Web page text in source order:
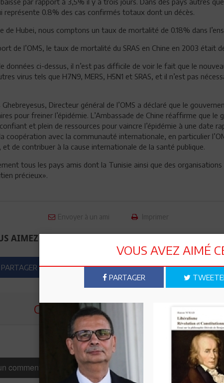
représente 0.8% des cas confirmés totaux dont un décès.
de Hubei, nous comptons un taux de mortalité de 0.18% dans
de l’OMS, le taux de mortalité du SRAS en Chine en 2003 était
données ci-dessus, il n’est pas difficile de voir le fait que le
virus tels que H7N9, MERS, H5N1 et SRAS, et il n’est pas
Directeur général de l’OMS a déclaré que le
pour freiner l’épidémie. L’Ambassade de Chine réaffirme que le
et plein de ressources pour vaincre l’épidémie à une date
coopération avec la communauté internationale, en particulier
de contribuer à la cause internationale de la santé publique.
tous les pays amis dont la Tunisie ainsi que des
précieux».
Envoyer à un ami Imprimer
AIMEZ CET ARTICLE ? PARTAGEZ-LE AVEC VOS
PARTAGER TWEETER ABONNEZ-
COMMENTER CET ARTICLE
commentaire Commenter
VOUS AVEZ AIMÉ
PARTAGER